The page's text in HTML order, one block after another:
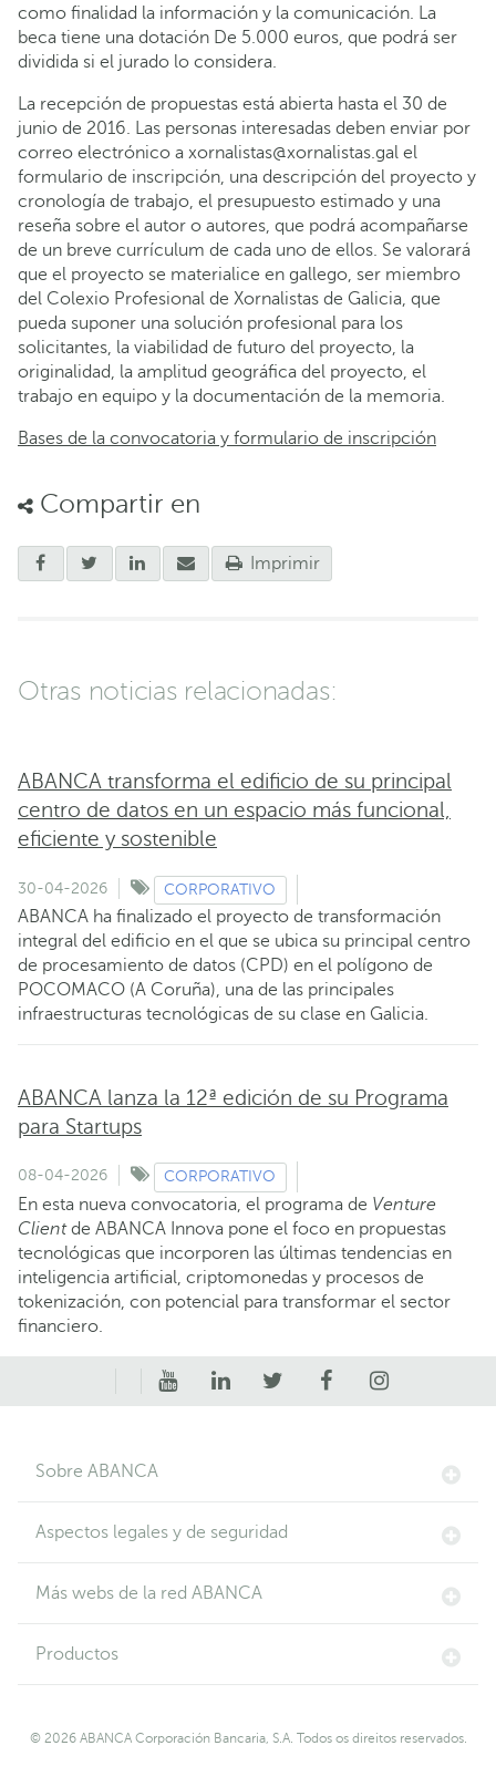
como finalidad la información y la comunicación. La
beca tiene una dotación De 5.000 euros, que podrá ser
dividida si el jurado lo considera.
La recepción de propuestas está abierta hasta el 30 de
junio de 2016. Las personas interesadas deben enviar por
correo electrónico a xornalistas@xornalistas.gal el
formulario de inscripción, una descripción del proyecto y
cronología de trabajo, el presupuesto estimado y una
reseña sobre el autor o autores, que podrá acompañarse
de un breve currículum de cada uno de ellos. Se valorará
que el proyecto se materialice en gallego, ser miembro
del Colexio Profesional de Xornalistas de Galicia, que
pueda suponer una solución profesional para los
solicitantes, la viabilidad de futuro del proyecto, la
originalidad, la amplitud geográfica del proyecto, el
trabajo en equipo y la documentación de la memoria.
Bases de la convocatoria y formulario de inscripción
Compartir en
Imprimir
Otras noticias relacionadas:
ABANCA transforma el edificio de su principal
centro de datos en un espacio más funcional,
eficiente y sostenible
30-04-2026 CORPORATIVO
ABANCA ha finalizado el proyecto de transformación
integral del edificio en el que se ubica su principal centro
de procesamiento de datos (CPD) en el polígono de
POCOMACO (A Coruña), una de las principales
infraestructuras tecnológicas de su clase en Galicia.
ABANCA lanza la 12ª edición de su Programa
para Startups
08-04-2026 CORPORATIVO
En esta nueva convocatoria, el programa de Venture
Clientde ABANCA Innova pone el foco en propuestas
tecnológicas que incorporen las últimas tendencias en
inteligencia artificial, criptomonedas y procesos de
tokenización, con potencial para transformar el sector
financiero.
Sobre ABANCA
Aspectos legales y de seguridad
Más webs de la red ABANCA
Productos
© 2026 ABANCA Corporación Bancaria, S.A. Todos os direitos reservados.